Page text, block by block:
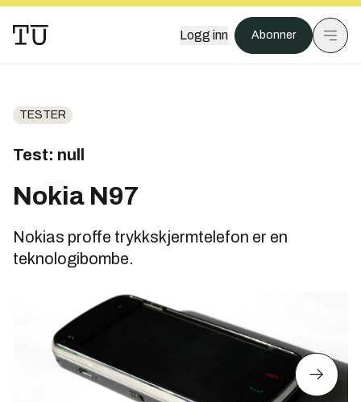
Logg inn Abonner
TESTER
Test: null
Nokia N97
Nokias proffe trykkskjermtelefon er en
teknologibombe.